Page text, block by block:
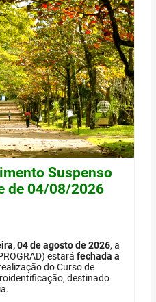
Suspenso
de 04/08/2026
04 de agosto de 2026, a
estará fechada a
do Curso de
destinado